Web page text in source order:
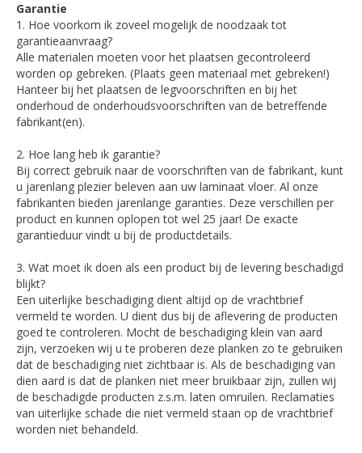
Garantie
1. Hoe voorkom ik zoveel mogelijk de noodzaak tot
garantieaanvraag?
Alle materialen moeten voor het plaatsen gecontroleerd
worden op gebreken. (Plaats geen materiaal met gebreken!)
Hanteer bij het plaatsen de legvoorschriften en bij het
onderhoud de onderhoudsvoorschriften van de betreffende
fabrikant(en).
2. Hoe lang heb ik garantie?
Bij correct gebruik naar de voorschriften van de fabrikant, kunt
u jarenlang plezier beleven aan uw laminaat vloer. Al onze
fabrikanten bieden jarenlange garanties. Deze verschillen per
product en kunnen oplopen tot wel 25 jaar! De exacte
garantieduur vindt u bij de productdetails.
3. Wat moet ik doen als een product bij de levering beschadigd
blijkt?
Een uiterlijke beschadiging dient altijd op de vrachtbrief
vermeld te worden. U dient dus bij de aflevering de producten
goed te controleren. Mocht de beschadiging klein van aard
zijn, verzoeken wij u te proberen deze planken zo te gebruiken
dat de beschadiging niet zichtbaar is. Als de beschadiging van
dien aard is dat de planken niet meer bruikbaar zijn, zullen wij
de beschadigde producten z.s.m. laten omruilen. Reclamaties
van uiterlijke schade die niet vermeld staan op de vrachtbrief
worden niet behandeld.